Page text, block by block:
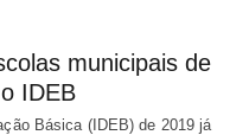
municipais de
IDEB
Básica (IDEB) de 2019 já